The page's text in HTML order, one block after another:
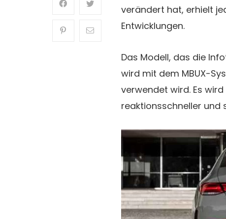
verändert hat, erhielt
Entwicklungen.
Das Modell, das die
wird mit dem MBUX-
verwendet wird. Es
reaktionsschneller und